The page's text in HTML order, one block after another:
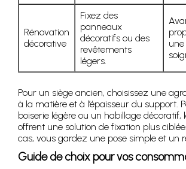
Rénovation
décorative
Fixez des
panneaux
décoratifs ou des
revêtements
légers.
Pour un siège ancien, choisissez une
à la matière et à l’épaisseur du support.
boiserie légère ou un habillage décoratif,
offrent une solution de fixation plus
cas, vous gardez une pose simple et un
Guide de choix pour vos